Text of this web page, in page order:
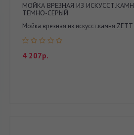
МОЙКА ВРЕЗНАЯ ИЗ
ТЕМНО-СЕРЫЙ
Мойка врезная из искусст.камня
4 207р.